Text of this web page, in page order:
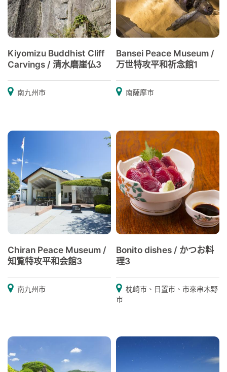
Kiyomizu Buddhist Cliff
Carvings / 清水磨崖仏3
南九州市
Bansei Peace Museum /
万世特攻平和祈念館1
南薩摩市
Chiran Peace Museum /
知覧特攻平和会館3
南九州市
Bonito dishes / かつお料
理3
枕崎市、日置市、市來串木野
市